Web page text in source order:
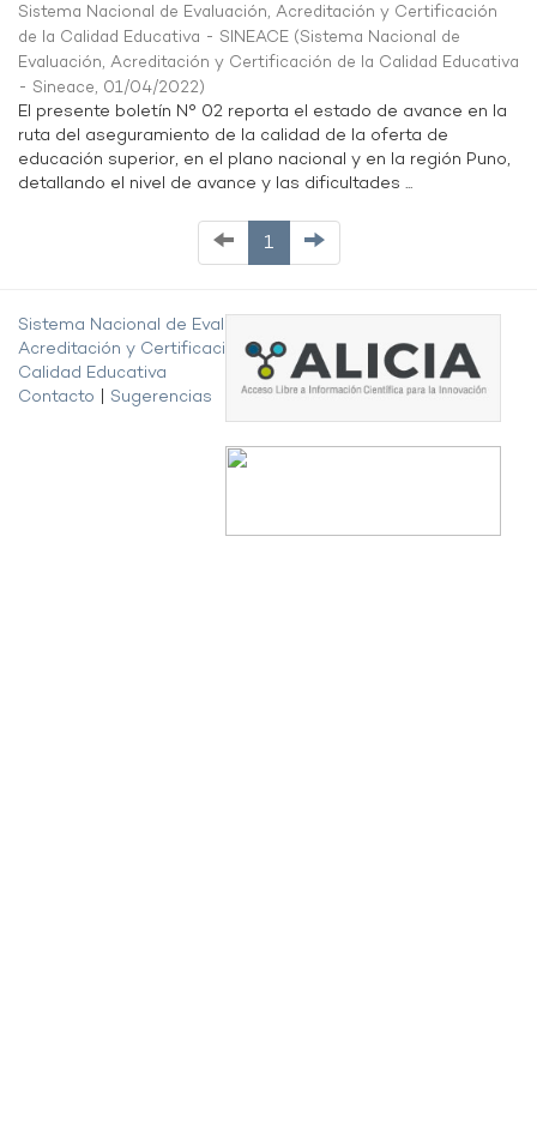
Sistema Nacional de Evaluación, Acreditación y Certificación
de la Calidad Educativa - SINEACE (Sistema Nacional de
Evaluación, Acreditación y Certificación de la Calidad Educativa
- Sineace, 01/04/2022)
El presente boletín N° 02 reporta el estado de avance en la
ruta del aseguramiento de la calidad de la oferta de
educación superior, en el plano nacional y en la región Puno,
detallando el nivel de avance y las dificultades ...
1
Sistema Nacional de Evaluación,
Acreditación y Certificación de la
Calidad Educativa
Contacto
Sugerencias